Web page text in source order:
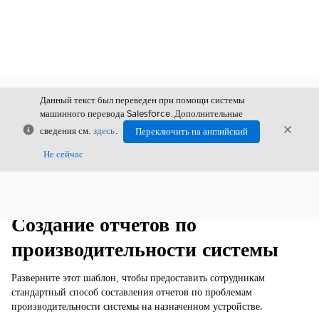
Закрыть
Данный текст был переведен при помощи системы
машинного перевода Salesforce. Дополнительные
сведения см. здесь.
Переключить на английский
Не сейчас
Создание отчетов по
производительности системы
Разверните этот шаблон, чтобы предоставить сотрудникам
стандартный способ составления отчетов по проблемам
производительности системы на назначенном устройстве.